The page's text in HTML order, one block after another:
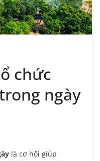
chức
ngày
là cơ hội giúp